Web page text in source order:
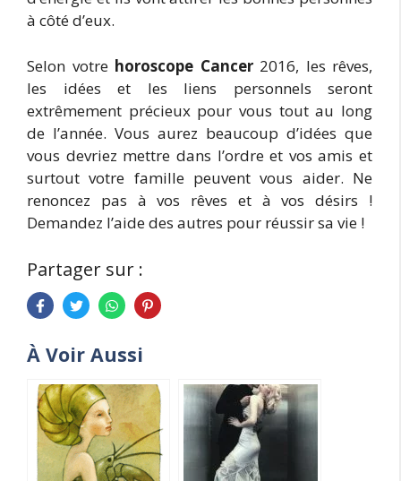
à côté d’eux.
Selon votre horoscope Cancer2016, les rêves,
les idées et les liens personnels seront
extrêmement précieux pour vous tout au long
de l’année. Vous aurez beaucoup d’idées que
vous devriez mettre dans l’ordre et vos amis et
surtout votre famille peuvent vous aider. Ne
renoncez pas à vos rêves et à vos désirs !
Demandez l’aide des autres pour réussir sa vie !
Partager sur :
À Voir Aussi